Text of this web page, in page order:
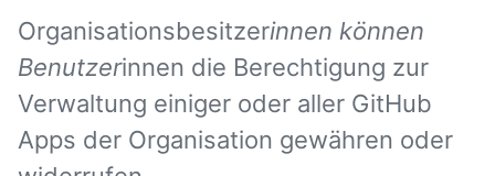
Organisationsbesitzerinnen können
Benutzerinnen die Berechtigung zur
Verwaltung einiger oder aller GitHub
Apps der Organisation gewähren oder